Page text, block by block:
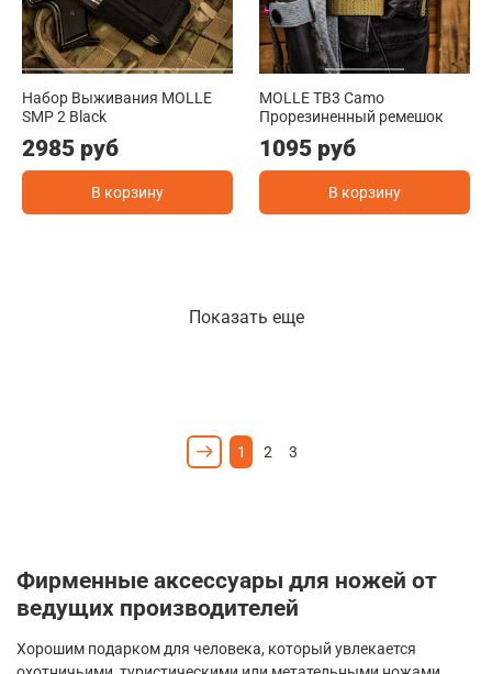
Набор Выживания MOLLE
SMP 2 Black
2985 руб
В корзину
MOLLE TB3 Camo
Прорезиненный ремешок
1095 руб
В корзину
Показать еще
1 2 3
Фирменные аксессуары для ножей от
ведущих производителей
Хорошим подарком для человека, который увлекается